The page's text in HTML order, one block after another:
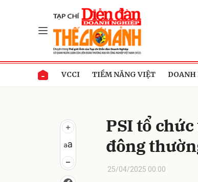
VCCI TIỀM NĂNG VIỆT
PSI tổ
đông
25/04/2025 00:00